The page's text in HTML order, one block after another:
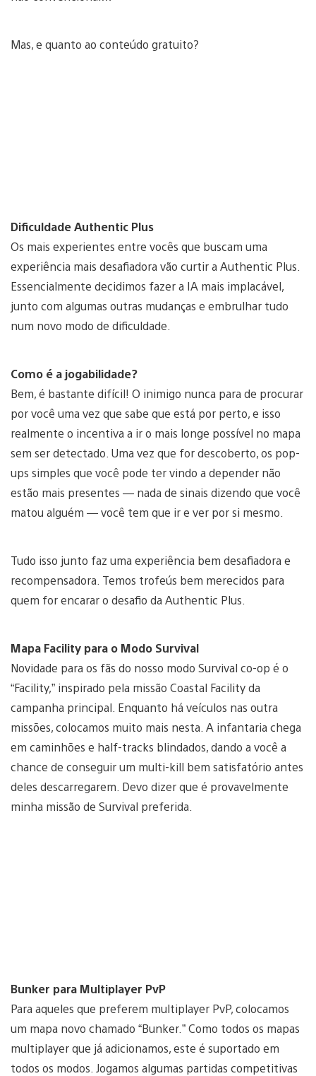
Mas, e quanto ao conteúdo gratuito?
Dificuldade Authentic Plus
Os mais experientes entre vocês que buscam uma
experiência mais desafiadora vão curtir a Authentic Plus.
Essencialmente decidimos fazer a IA mais implacável,
junto com algumas outras mudanças e embrulhar tudo
num novo modo de dificuldade.
Como é a jogabilidade?
Bem, é bastante difícil! O inimigo nunca para de procurar
por você uma vez que sabe que está por perto, e isso
realmente o incentiva a ir o mais longe possível no mapa
sem ser detectado. Uma vez que for descoberto, os pop-
ups simples que você pode ter vindo a depender não
estão mais presentes — nada de sinais dizendo que você
matou alguém — você tem que ir e ver por si mesmo.
Tudo isso junto faz uma experiência bem desafiadora e
recompensadora. Temos trofeús bem merecidos para
quem for encarar o desafio da Authentic Plus.
Mapa Facility para o Modo Survival
Novidade para os fãs do nosso modo Survival co-op é o
“Facility,” inspirado pela missão Coastal Facility da
campanha principal. Enquanto há veículos nas outra
missões, colocamos muito mais nesta. A infantaria chega
em caminhões e half-tracks blindados, dando a você a
chance de conseguir um multi-kill bem satisfatório antes
deles descarregarem. Devo dizer que é provavelmente
minha missão de Survival preferida.
Bunker para Multiplayer PvP
Para aqueles que preferem multiplayer PvP, colocamos
um mapa novo chamado “Bunker.” Como todos os mapas
multiplayer que já adicionamos, este é suportado em
todos os modos. Jogamos algumas partidas competitivas